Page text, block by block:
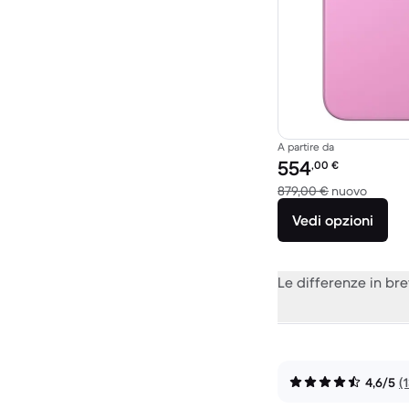
A partire da
Prezzo del
554,00 €
879,00 € nuovo
Vedi opzioni
Le differenze in
4,6/5